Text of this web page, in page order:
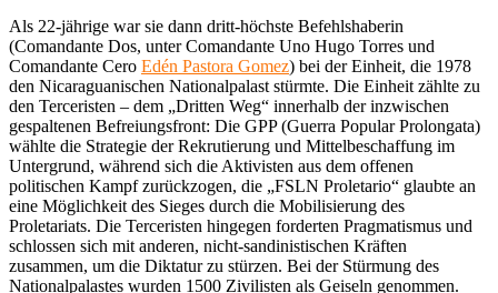
Als 22-jährige war sie dann dritt-höchste Befehlshaberin
(Comandante Dos, unter Comandante Uno Hugo Torres und
Comandante Cero Edén Pastora Gomez) bei der Einheit, die 1978
den Nicaraguanischen Nationalpalast stürmte. Die Einheit zählte zu
den Terceristen – dem „Dritten Weg“ innerhalb der inzwischen
gespaltenen Befreiungsfront: Die GPP (Guerra Popular Prolongata)
wählte die Strategie der Rekrutierung und Mittelbeschaffung im
Untergrund, während sich die Aktivisten aus dem offenen
politischen Kampf zurückzogen, die „FSLN Proletario“ glaubte an
eine Möglichkeit des Sieges durch die Mobilisierung des
Proletariats. Die Terceristen hingegen forderten Pragmatismus und
schlossen sich mit anderen, nicht-sandinistischen Kräften
zusammen, um die Diktatur zu stürzen. Bei der Stürmung des
Nationalpalastes wurden 1500 Zivilisten als Geiseln genommen.